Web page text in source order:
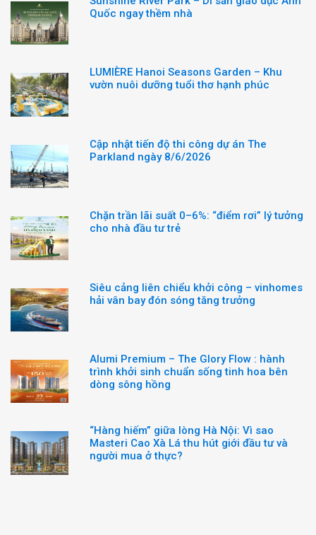
Quốc ngay thềm nhà
LUMIÈRE Hanoi Seasons Garden – Khu
vườn nuôi dưỡng tuổi thơ hạnh phúc
Cập nhật tiến độ thi công dự án The
Parkland ngày 8/6/2026
Chặn trần lãi suất 0–6%: “điểm rơi” lý tưởng
cho nhà đầu tư trẻ
Siêu cảng liên chiểu khởi công – vinhomes
hải vân bay đón sóng tăng trưởng
Alumi Premium – The Glory Flow : hành
trình khởi sinh chuẩn sống tinh hoa bên
dòng sông hồng
“Hàng hiếm” giữa lòng Hà Nội: Vì sao
Masteri Cao Xà Lá thu hút giới đầu tư và
người mua ở thực?